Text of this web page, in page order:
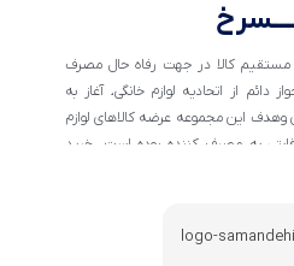
کالا در جهت رفاه حال مصرف
با کسب جواز دائم از اتحادیه لوازم خانگی، آغاز به
وهدف این مجموعه عرضه کالاهای لوازم
به مصرف کننده بوده است. خرید
فروشگاه آسان ومطمئن صورت می
رسانی گسترده تر و با شرایط بهتر